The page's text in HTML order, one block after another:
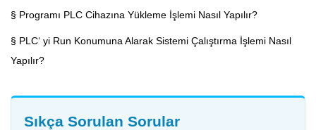
§ Programı PLC Cihazına Yükleme İşlemi Nasıl Yapılır?
§ PLC‘ yi Run Konumuna Alarak Sistemi Çalıştırma İşlemi Nasıl
Yapılır?
Sıkça Sorulan Sorular